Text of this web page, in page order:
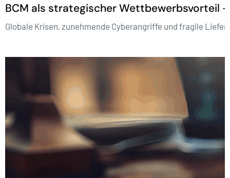
BCM als strategischer Wettbewerbsvorteil
Globale Krisen, zunehmende Cyberangriffe und fragile